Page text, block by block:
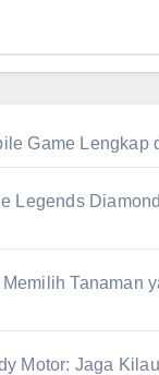
Game Lengkap
Legends
Tanaman
Motor: Jaga